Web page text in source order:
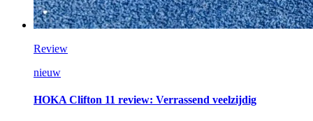
Review
nieuw
HOKA Clifton 11 review: Verrassend veelzijdig